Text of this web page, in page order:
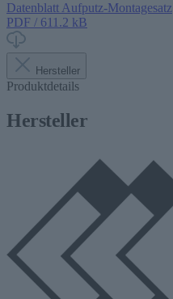
Datenblatt Aufputz-Montagesatz
PDF / 611.2 kB
Hersteller
Produktdetails
Hersteller